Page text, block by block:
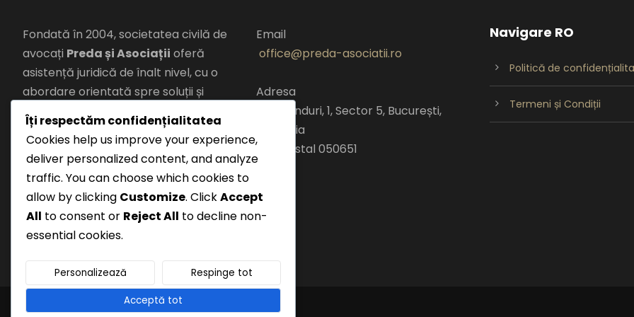
Fondată în 2004, societatea civilă de
avocați Preda și Asociații oferă
asistență juridică de înalt nivel, cu o
abordare orientată spre soluții și
rezultate.
Combinămexpertiza juridică
localăcuperspectiva
europeanăpentru a oferi clienților
soluții adaptate la cerințele pieței și
la reglementările în schimbare.
Email
office@preda-asociatii.ro
Adresa
Șos. Panduri, 1, Sector 5, București,
Romania
cod postal 050651
Navigare RO
Politică de
Termeni și Condiții
Îți respectăm confidențialitatea
Cookies help us improve your experience,
deliver personalized content, and analyze
traffic. You can choose which cookies to
allow by clicking Customize. ClickAccept
All to consent or Reject All to decline non-
essential cookies.
Personalizează Respinge tot
Acceptă tot